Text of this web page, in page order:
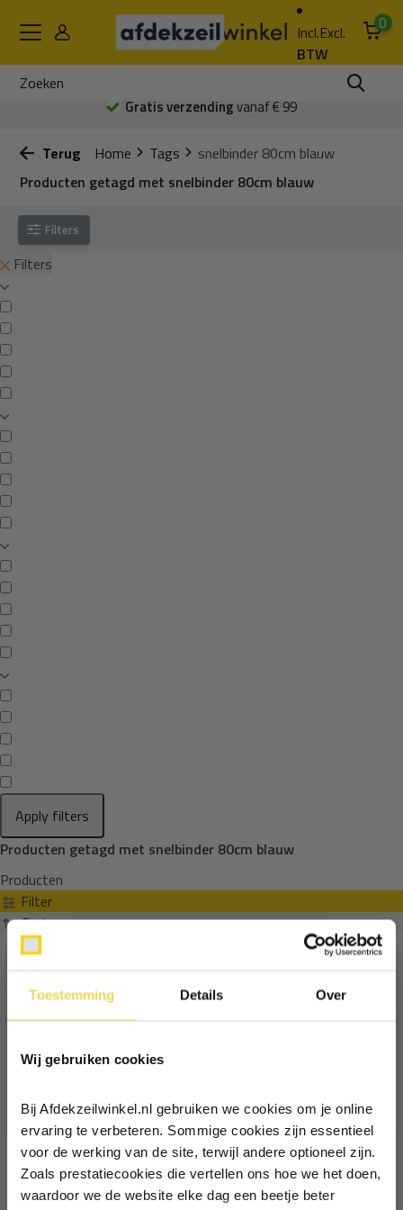
Toestemming Details Over
Wij gebruiken cookies
Bij Afdekzeilwinkel.nl gebruiken we cookies om je online
ervaring te verbeteren. Sommige cookies zijn essentieel
voor de werking van de site, terwijl andere optioneel zijn.
Zoals prestatiecookies die vertellen ons hoe we het doen,
waardoor we de website elke dag een beetje beter
Incl.Excl.
BTW
0
Gratis verzendingvanaf € 99
Terug Home Tags
snelbinder 80cm blauw
Producten getagd met snelbinder 80cm blauw
Filters
Filters
Apply filters
Producten getagd met snelbinder 80cm blauw
Producten
Filter
Sorteren op
Ontvang €5,- korting!
Schrijf je in voor de nieuwsbrief en
Vul je e-mailadres in‍⁪⁪
Particulier Zakelijk